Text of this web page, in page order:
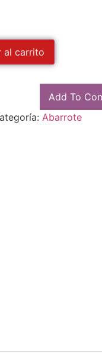
al carrito
Add To
Abarrote